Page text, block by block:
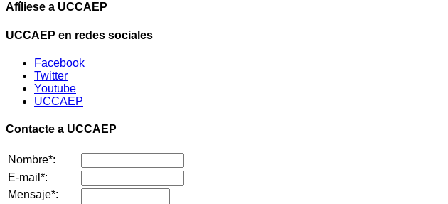
Afíliese a UCCAEP
UCCAEP en redes sociales
Facebook
Twitter
Youtube
UCCAEP
Contacte a UCCAEP
Nombre*:
E-mail*:
Mensaje*: